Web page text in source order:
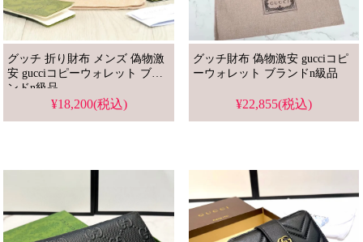
グッチ 折り財布 メンズ 偽物激
安 gucciコピーウォレット ブラ
ンドn級品
¥18,200(税込)
グッチ財布 偽物激安 gucciコピ
ーウォレット ブランドn級品
¥22,855(税込)